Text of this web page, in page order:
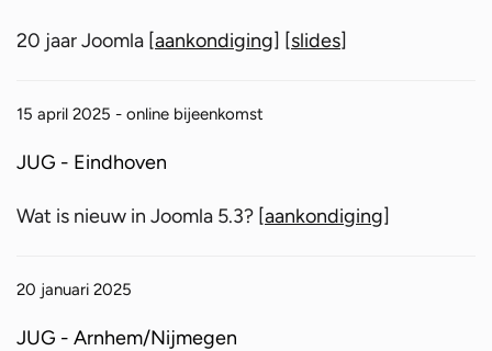
20 jaar Joomla [aankondiging] [slides]
15 april 2025 - online bijeenkomst
JUG - Eindhoven
Wat is nieuw in Joomla 5.3? [aankondiging]
20 januari 2025
JUG - Arnhem/Nijmegen